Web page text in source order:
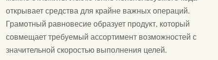
открывает средства для крайне важных операций.
Грамотный равновесие образует продукт, который
совмещает требуемый ассортимент возможностей с
значительной скоростью выполнения целей.